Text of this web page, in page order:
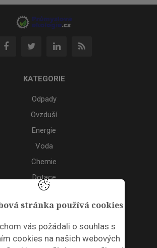
stránka používá cookies
vás požádali o souhlas s
cookies na našich webových
KATEGORIE
Odpady
Ovzduší
Energie
Voda
Chemie
Dotace
Akce
ODPADNÍ PLASTY